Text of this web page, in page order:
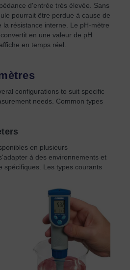
d'entrée très élevée. Sans
pourrait être perdue à cause de
la résistance interne. Le pH-mètre
en une valeur de pH
en temps réel.
configurations to suit specific
needs. Common types
en plusieurs
à des environnements et
spécifiques. Les types courants